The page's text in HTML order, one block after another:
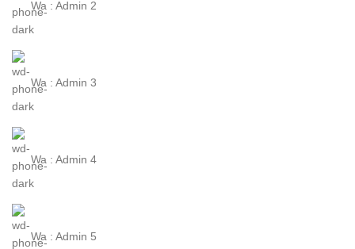
Wa : Admin 2
Wa : Admin 3
Wa : Admin 4
Wa : Admin 5